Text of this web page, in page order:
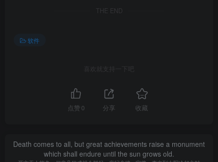
THE END
软件
喜欢就支持一下吧
点赞 0 分享 收藏
Death comes to all, but great achievements raise a monument
which shall endure until the sun grows old.